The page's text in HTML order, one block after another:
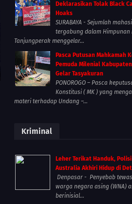
Deklarasikan Tolak Black
Hoaks
SURABAYA - Sejumlah
tergabung dalam Himpunan
Tanjungperak menggelar...
Pasca Putusan Mahkamah
Pemuda Milenial
Gelar Tasyakuran
PONOROGO – Pasca
Konstitusi ( MK ) yang
materi terhadap Undang –...
Kriminal
Leher Terikat Handuk, Polisi
Australia Akhiri Hidup di
Denpasar - Penyebab
warga negara asing (WNA)
berinisial...